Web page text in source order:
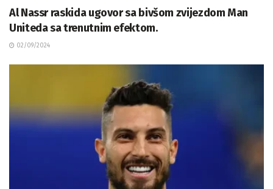
Al Nassr raskida ugovor sa bivšom zvijezdom Man
Uniteda sa trenutnim efektom.
02/09/2024